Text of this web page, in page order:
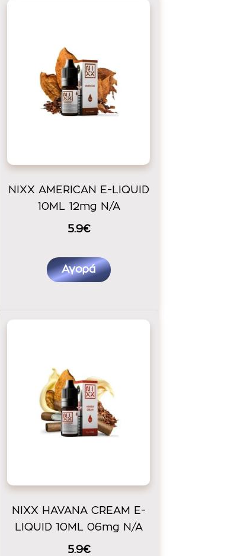
NIXX AMERICAN E-LIQUID
10ML 12mg N/A
5.9€
Αγορά
NIXX HAVANA CREAM E-
LIQUID 10ML 06mg N/A
5.9€